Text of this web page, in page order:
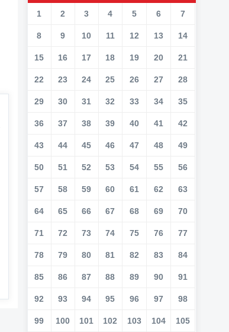
1 2 3 4 5 6 7
8 9 10 11 12 13 14
15 16 17 18 19 20 21
22 23 24 25 26 27 28
29 30 31 32 33 34 35
36 37 38 39 40 41 42
43 44 45 46 47 48 49
50 51 52 53 54 55 56
57 58 59 60 61 62 63
64 65 66 67 68 69 70
71 72 73 74 75 76 77
78 79 80 81 82 83 84
85 86 87 88 89 90 91
92 93 94 95 96 97 98
99 100 101 102 103 104 105